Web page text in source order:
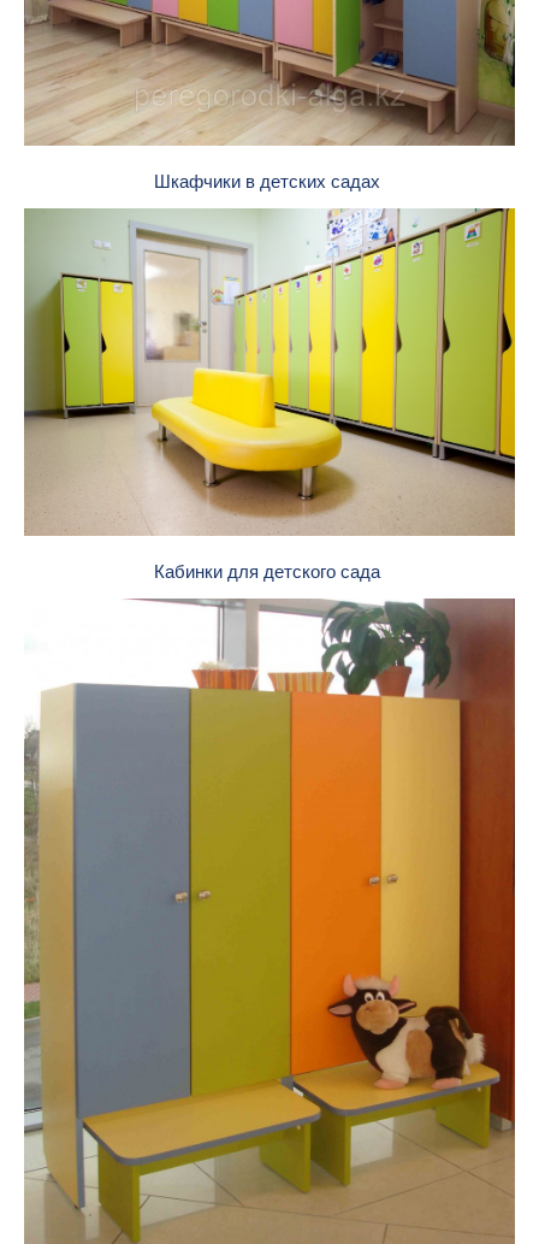
Шкафчики в детских садах
Кабинки для детского сада